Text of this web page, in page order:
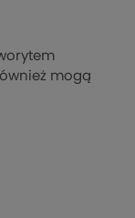
mogą